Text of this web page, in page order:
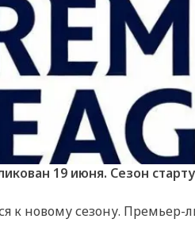
19 июня. Сезон
к новому сезону. Премьер-